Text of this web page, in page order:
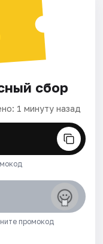
сбор
1 минуту назад
промокод